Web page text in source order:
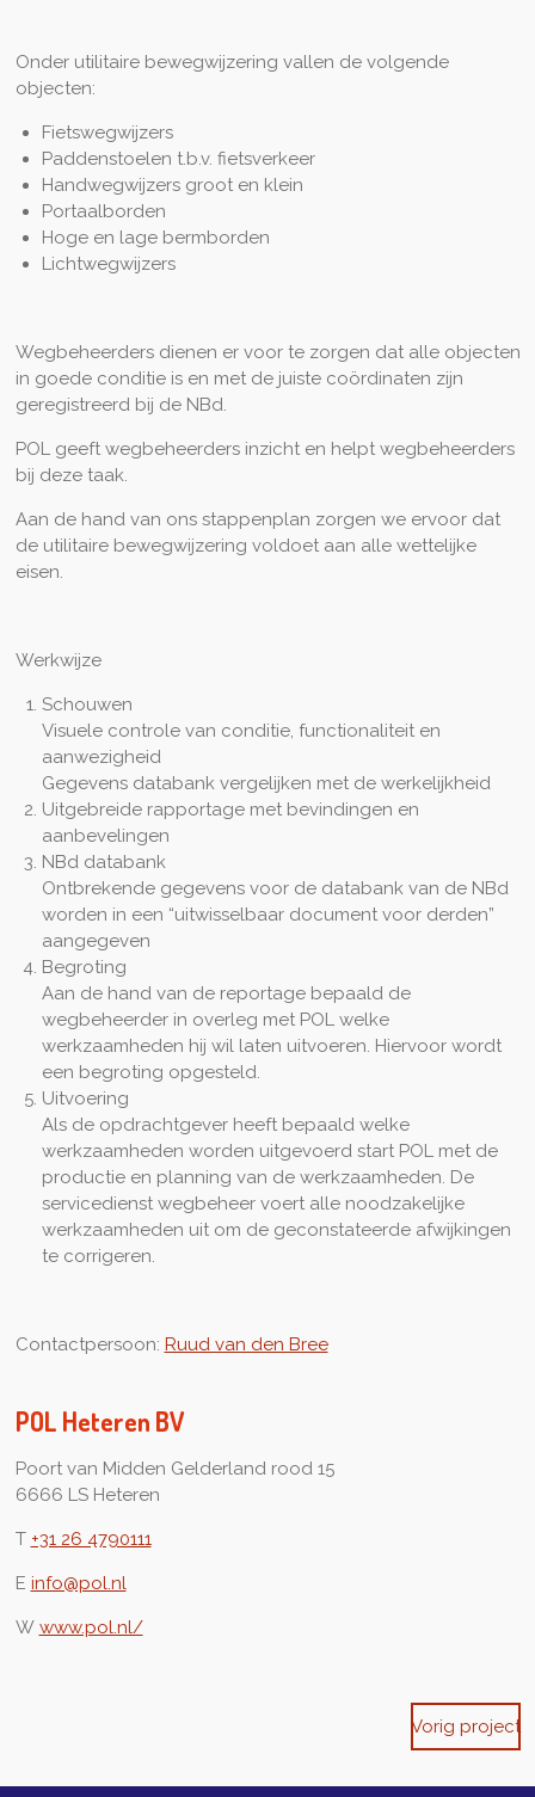
Onder utilitaire bewegwijzering vallen de volgende
objecten:
Fietswegwijzers
Paddenstoelen t.b.v. fietsverkeer
Handwegwijzers groot en klein
Portaalborden
Hoge en lage bermborden
Lichtwegwijzers
Wegbeheerders dienen er voor te zorgen dat alle objecten
in goede conditie is en met de juiste coördinaten zijn
geregistreerd bij de NBd.
POL geeft wegbeheerders inzicht en helpt wegbeheerders
bij deze taak.
Aan de hand van ons stappenplan zorgen we ervoor dat
de utilitaire bewegwijzering voldoet aan alle wettelijke
eisen.
Werkwijze
Schouwen
Visuele controle van conditie, functionaliteit en
aanwezigheid
Gegevens databank vergelijken met de werkelijkheid
Uitgebreide rapportage met bevindingen en
aanbevelingen
NBd databank
Ontbrekende gegevens voor de databank van de NBd
worden in een “uitwisselbaar document voor derden”
aangegeven
Begroting
Aan de hand van de reportage bepaald de
wegbeheerder in overleg met POL welke
werkzaamheden hij wil laten uitvoeren. Hiervoor wordt
een begroting opgesteld.
Uitvoering
Als de opdrachtgever heeft bepaald welke
werkzaamheden worden uitgevoerd start POL met de
productie en planning van de werkzaamheden. De
servicedienst wegbeheer voert alle noodzakelijke
werkzaamheden uit om de geconstateerde afwijkingen
te corrigeren.
Contactpersoon: Ruud van den Bree
POL Heteren BV
Poort van Midden Gelderland rood 15
6666 LS Heteren
T +31 26 4790111
E info@pol.nl
W www.pol.nl/
Vorig project